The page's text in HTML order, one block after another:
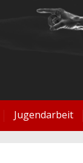
Jugendarbeit